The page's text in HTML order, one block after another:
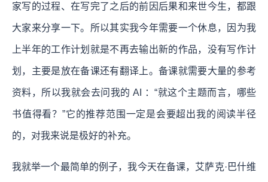
家写的过程、在写完了之后的前因后果和来世今生，都跟
大家来分享一下。所以其实我今年需要一个休息，因为我
上半年的工作计划就是不再去输出新的作品，没有写作计
划，主要是放在备课还有翻译上。备课就需要大量的参考
资料，所以我就会去问我的 AI ：“就这个主题而言，哪些
书值得看？”它的推荐范围一定是会要超出我的阅读半径
的，对我来说是极好的补充。
我就举一个最简单的例子，我今天在备课，艾萨克·巴什维